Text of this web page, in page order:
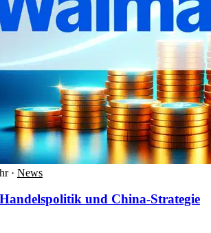
· News
und China-Strategie